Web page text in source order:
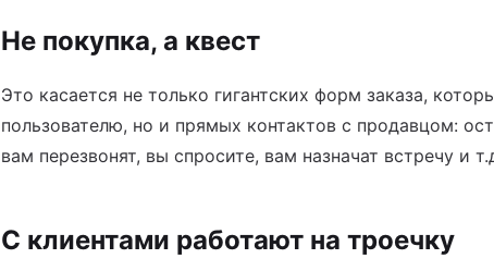
Не покупка, а квест
Это касается не только гигантских форм заказа,
пользователю, но и прямых контактов с продавцом:
вам перезвонят, вы спросите, вам назначат встречу и
С клиентами работают на троечку